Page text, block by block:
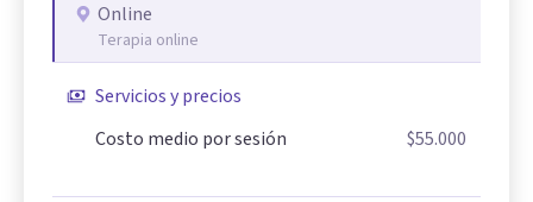
Online
Terapia online
Servicios y precios
Costo medio por sesión
$55.000